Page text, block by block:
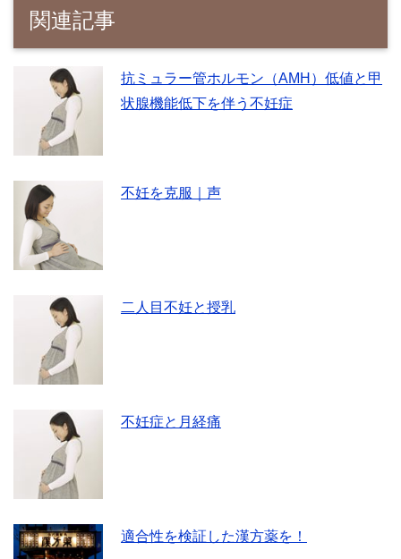
関連記事
抗ミュラー管ホルモン（AMH）低値と甲
状腺機能低下を伴う不妊症
不妊を克服｜声
二人目不妊と授乳
不妊症と月経痛
適合性を検証した漢方薬を！